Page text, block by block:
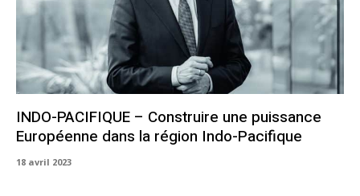
INDO-PACIFIQUE – Construire une puissance
Européenne dans la région Indo-Pacifique
18 avril 2023